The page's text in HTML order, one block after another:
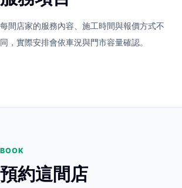
立即預約 開啟地圖 其他店家
每間店家的服務內容、施工時間與報價方式不
同，實際安排會依車況與門市容量確認。
BOOK
預約這間店